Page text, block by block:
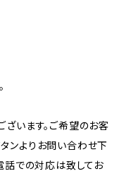
います。ご希望のお客
ンよりお問い合わせ下
話での対応は致してお